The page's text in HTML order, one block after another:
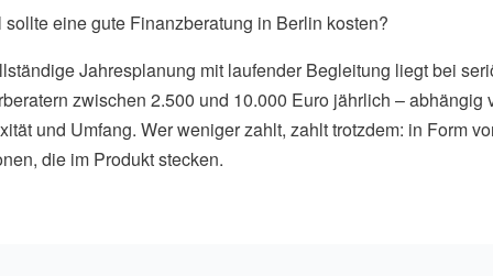
eine gute Finanzberatung in Berlin kosten?
Jahresplanung mit laufender Begleitung liegt bei
zwischen 2.500 und 10.000 Euro jährlich – abhängig
und Umfang. Wer weniger zahlt, zahlt trotzdem: in Form
die im Produkt stecken.